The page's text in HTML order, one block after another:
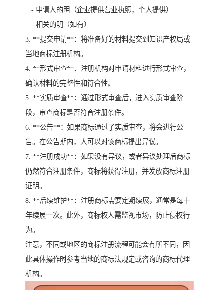
- 申请人的明（企业提供营业执照，个人提供）
- 相关的明（如有）
3. **提交申请**：将准备好的材料提交到知识产权局或
当地商标注册机构。
4. **形式审查**：注册机构对申请材料进行形式审查，
确认材料的完整性和符合性。
5. **实质审查**：通过形式审查后，进入实质审查阶
段，审查商标是否符合注册条件。
6. **公告**：如果商标通过了实质审查，将会进行公
告。在公告期内，人可以对该商标提出异议。
7. **注册成功**：如果没有异议，或者异议处理后商标
仍然符合注册条件，商标将获得注册，并发放商标注册
证明。
8. **后续维护**：注册商标需要定期续展，通常是每十
年续展一次。此外，商标权人需监视市场，防止侵权行
为。
注意，不同或地区的商标注册流程可能会有所不同，因
此具体操作时参考当地的商标法规定或咨询的商标代理
机构。